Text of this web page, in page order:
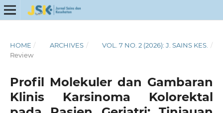
HOME / ARCHIVES / VOL. 7 NO. 2 (2026): J. SAINS KES. /
Review
Profil Molekuler dan Gambaran
Klinis Karsinoma Kolorektal